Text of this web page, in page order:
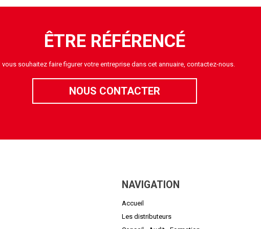
ÊTRE RÉFÉRENCÉ
vous souhaitez faire figurer votre entreprise dans cet annuaire, contactez-nous.
NOUS CONTACTER
NAVIGATION
Accueil
Les distributeurs